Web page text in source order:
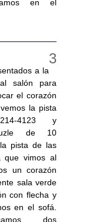
en el
a la
salón para
el corazón
la pista
4123 y
de 10
pista de las
que vimos al
un corazón
sala verde
con flecha y
en el sofá.
dos